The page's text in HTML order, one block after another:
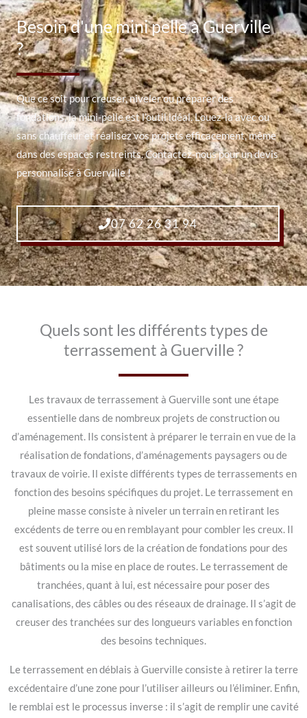
Besoin d'une mini pelle à Guerville
?
Que ce soit pour creuser, niveler ou préparer des
fondations, la mini-pelle est l’outil idéal. Louez-la avec ou
sans chauffeur et réalisez vos projets efficacement, même
dans des espaces restreints. Contactez-nous pour un devis
personnalisé à Guerville !
07 62 26 31 94
Quels sont les différents types de
terrassement à Guerville ?
Les travaux de terrassement à Guerville sont une étape
essentielle dans de nombreux projets de construction ou
d’aménagement. Ils consistent à préparer le terrain en vue de la
réalisation de fondations, d’aménagements paysagers ou de
travaux de voirie. Il existe différents types de terrassements en
fonction des besoins spécifiques du projet. Le terrassement en
pleine masse consiste à niveler un terrain en retirant les
excédents de terre ou en remblayant pour combler les creux. Il
est souvent utilisé lors de la création de fondations pour des
bâtiments ou la mise en place de routes. Le terrassement de
tranchées, quant à lui, est nécessaire pour poser des
canalisations, des câbles ou des réseaux de drainage. Il s’agit de
creuser des tranchées sur des longueurs variables en fonction
des besoins techniques.
Le terrassement en déblais à Guerville consiste à retirer la terre
excédentaire d’une zone pour l’utiliser ailleurs ou l’éliminer. Enfin,
le remblai est le processus inverse : il s’agit de remplir une cavité